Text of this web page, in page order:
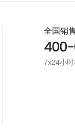
全国销
7x24小